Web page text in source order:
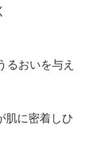
るおいを与え
肌に密着しひ